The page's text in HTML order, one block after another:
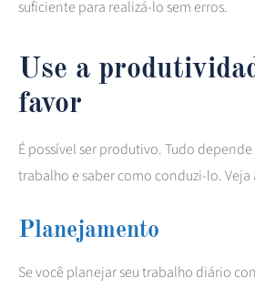
suficiente para realizá-lo sem erros.
Use a
favor
É possível ser produtivo. Tudo
trabalho e saber como conduzi-lo. Veja
Planejamento
Se você planejar seu trabalho diário